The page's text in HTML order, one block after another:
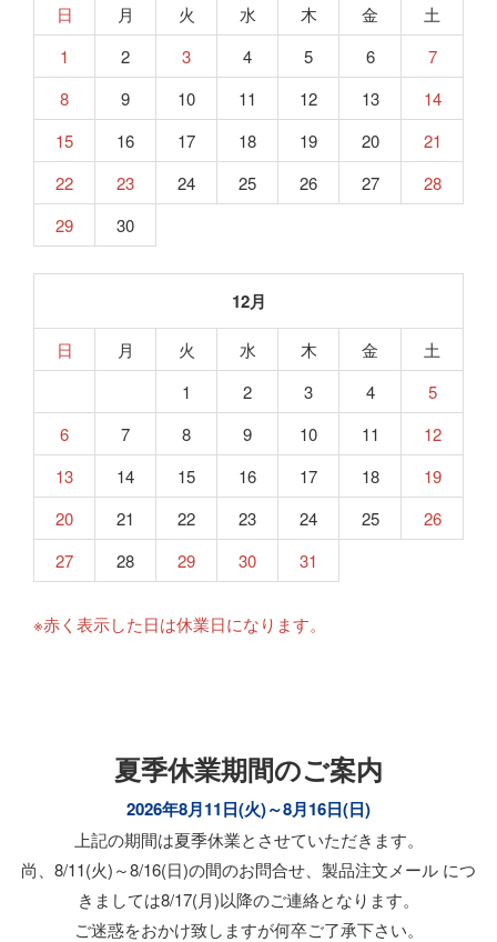
日 月 火 水 木 金
土
1
2 3 4 5 6
7
8
9 10 11 12 13
14
15
16 17 18 19 20
21
22
23 24 25 26 27
28
29
30
12月
日 月 火 水 木 金
土
1
2 3 4
5
6
7 8 9 10 11
12
13
14 15 16 17 18
19
20
21 22 23 24 25
26
27
28 29 30 31
※赤く表示した日は休業日になります。
夏季休業期間のご案内
2026年8月11日(火)～8月16日(日)
上記の期間は夏季休業とさせていただきます。
尚、8/11(火)～8/16(日)の間のお問合せ、製品注文メール につ
きましては8/17(月)以降のご連絡となります。
ご迷惑をおかけ致しますが何卒ご了承下さい。